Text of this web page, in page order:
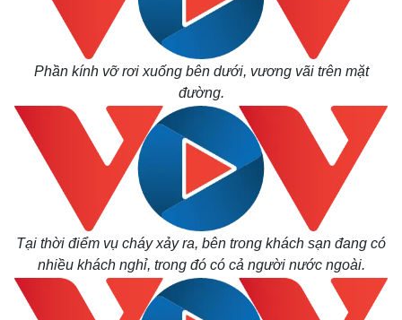
Thế giới
Cuộc sống đó đây
Hồ sơ
Multimedia
Ảnh
E-Magazine
Infographic
Phần kính vỡ rơi xuống bên dưới, vương vãi trên mặt
đường.
Tại thời điểm vụ cháy xảy ra, bên trong khách sạn đang có
nhiều khách nghỉ, trong đó có cả người nước ngoài.